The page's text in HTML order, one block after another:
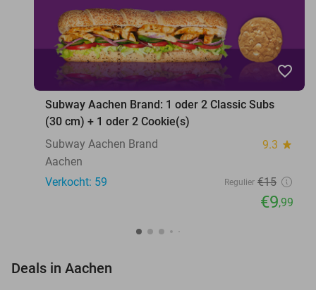
favorite_border
Subway Aachen Brand: 1 oder 2 Classic Subs
(30 cm) + 1 oder 2 Cookie(s)
Subway Aachen Brand
9.3 star
Aachen
Verkocht: 59
Regulier €15
€9,99
Deals in Aachen